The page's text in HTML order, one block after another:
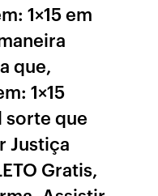
1×15 em
que,
1×15
sorte que
Justiça
Gratis,